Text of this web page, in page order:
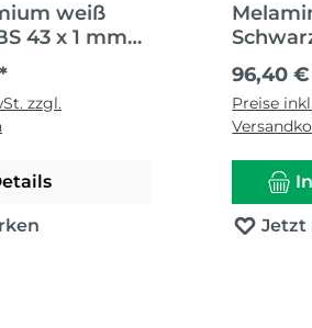
weiß
43 x 1 mm
zzgl.
0,3mm
96,40 €
Preise
Jetzt